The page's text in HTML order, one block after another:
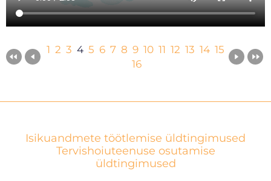
1 2 3 4 5 6 7 8 9 10 11 12 13 14 15
16
Isikuandmete töötlemise üldtingimused
Tervishoiuteenuse osutamise
üldtingimused